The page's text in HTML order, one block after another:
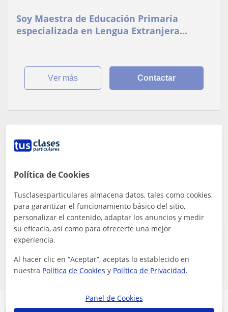
Soy Maestra de Educación Primaria
especializada en Lengua Extranjera
ver más Contactar
Parece que tu búsqueda es bastante especifica
guárdala y te avisaremos cuando haya nuevos
Eliminar filtros
Guardar búsqueda
Estos profesores de cae certificate in
interesarte
Política de Cookies
Tusclasesparticulares almacena datos, tales como cookies,
para garantizar el funcionamiento básico del sitio,
personalizar el contenido, adaptar los anuncios y medir
su eficacia, así como para ofrecerte una mejor
experiencia.
Al hacer clic en “Aceptar”, aceptas lo establecido en
nuestra Política de Cookies y Política de Privacidad.
Panel de Cookies